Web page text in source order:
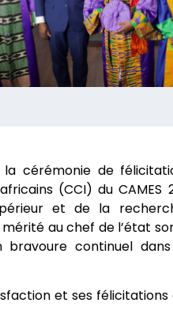
cérémonie de
(CCI) du CAMES
et de la
au chef de l’état
continuel
et ses félicitations